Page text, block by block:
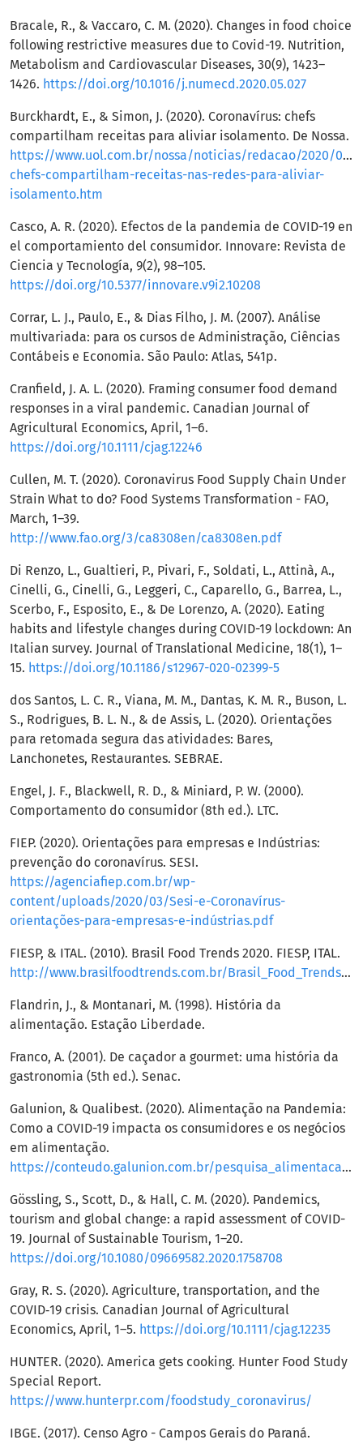
Bracale, R., & Vaccaro, C. M. (2020). Changes in food choice
following restrictive measures due to Covid-19. Nutrition,
Metabolism and Cardiovascular Diseases, 30(9), 1423–
1426. https://doi.org/10.1016/j.numecd.2020.05.027
Burckhardt, E., & Simon, J. (2020). Coronavírus: chefs
compartilham receitas para aliviar isolamento. De Nossa.
https://www.uol.com.br/nossa/noticias/redacao/2020/03/
chefs-compartilham-receitas-nas-redes-para-aliviar-
isolamento.htm
Casco, A. R. (2020). Efectos de la pandemia de COVID-19 en
el comportamiento del consumidor. Innovare: Revista de
Ciencia y Tecnología, 9(2), 98–105.
https://doi.org/10.5377/innovare.v9i2.10208
Corrar, L. J., Paulo, E., & Dias Filho, J. M. (2007). Análise
multivariada: para os cursos de Administração, Ciências
Contábeis e Economia. São Paulo: Atlas, 541p.
Cranfield, J. A. L. (2020). Framing consumer food demand
responses in a viral pandemic. Canadian Journal of
Agricultural Economics, April, 1–6.
https://doi.org/10.1111/cjag.12246
Cullen, M. T. (2020). Coronavirus Food Supply Chain Under
Strain What to do? Food Systems Transformation - FAO,
March, 1–39.
http://www.fao.org/3/ca8308en/ca8308en.pdf
Di Renzo, L., Gualtieri, P., Pivari, F., Soldati, L., Attinà, A.,
Cinelli, G., Cinelli, G., Leggeri, C., Caparello, G., Barrea, L.,
Scerbo, F., Esposito, E., & De Lorenzo, A. (2020). Eating
habits and lifestyle changes during COVID-19 lockdown: An
Italian survey. Journal of Translational Medicine, 18(1), 1–
15. https://doi.org/10.1186/s12967-020-02399-5
dos Santos, L. C. R., Viana, M. M., Dantas, K. M. R., Buson, L.
S., Rodrigues, B. L. N., & de Assis, L. (2020). Orientações
para retomada segura das atividades: Bares,
Lanchonetes, Restaurantes. SEBRAE.
Engel, J. F., Blackwell, R. D., & Miniard, P. W. (2000).
Comportamento do consumidor (8th ed.). LTC.
FIEP. (2020). Orientações para empresas e Indústrias:
prevenção do coronavírus. SESI.
https://agenciafiep.com.br/wp-
content/uploads/2020/03/Sesi-e-Coronavírus-
orientações-para-empresas-e-indústrias.pdf
FIESP, & ITAL. (2010). Brasil Food Trends 2020. FIESP, ITAL.
http://www.brasilfoodtrends.com.br/Brasil_Food_Trends/index.html
Flandrin, J., & Montanari, M. (1998). História da
alimentação. Estação Liberdade.
Franco, A. (2001). De caçador a gourmet: uma história da
gastronomia (5th ed.). Senac.
Galunion, & Qualibest. (2020). Alimentação na Pandemia:
Como a COVID-19 impacta os consumidores e os negócios
em alimentação.
https://conteudo.galunion.com.br/pesquisa_alimentacao_na_pandemia_galunion
Gössling, S., Scott, D., & Hall, C. M. (2020). Pandemics,
tourism and global change: a rapid assessment of COVID-
19. Journal of Sustainable Tourism, 1–20.
https://doi.org/10.1080/09669582.2020.1758708
Gray, R. S. (2020). Agriculture, transportation, and the
COVID‐19 crisis. Canadian Journal of Agricultural
Economics, April, 1–5. https://doi.org/10.1111/cjag.12235
HUNTER. (2020). America gets cooking. Hunter Food Study
Special Report.
https://www.hunterpr.com/foodstudy_coronavirus/
IBGE. (2017). Censo Agro - Campos Gerais do Paraná.